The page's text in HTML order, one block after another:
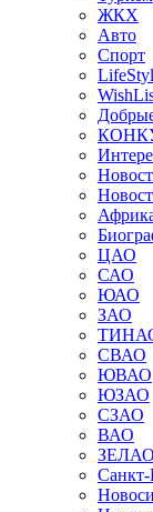
ЖКХ
Авто
Спорт
ЦАО
САО
ЮАО
ЗАО
СВАО
ЮВАО
ЮЗАО
СЗАО
ВАО
ЗЕЛАО
Санкт-